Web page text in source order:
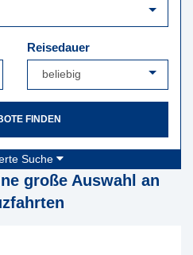
Reisedauer
FINDEN
Suche
große Auswahl an